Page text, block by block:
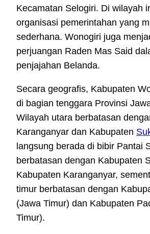
Kecamatan Selogiri. Di wilayah
organisasi pemerintahan yang
sederhana. Wonogiri juga
perjuangan Raden Mas Said
penjajahan Belanda.
Secara geografis, Kabupaten
di bagian tenggara Provinsi
Wilayah utara berbatasan
Karanganyar dan Kabupaten
langsung berada di bibir Pantai
berbatasan dengan Kabupaten
Kabupaten Karanganyar,
timur berbatasan dengan
(Jawa Timur) dan Kabupaten
Timur).